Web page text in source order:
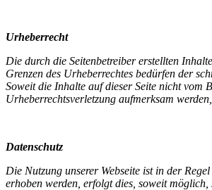
Urheberrecht
Die durch die Seitenbetreiber erstellten
Grenzen des Urheberrechtes bedürfen der
Soweit die Inhalte auf dieser Seite nicht vom
Urheberrechtsverletzung aufmerksam
Datenschutz
Die Nutzung unserer Webseite ist in der
erhoben werden, erfolgt dies, soweit